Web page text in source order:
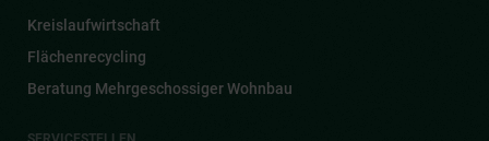
Kreislaufwirtschaft
Flächenrecycling
Beratung Mehrgeschossiger Wohnbau